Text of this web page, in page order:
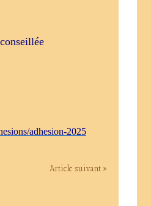
adhesion-2025
Article suivant »